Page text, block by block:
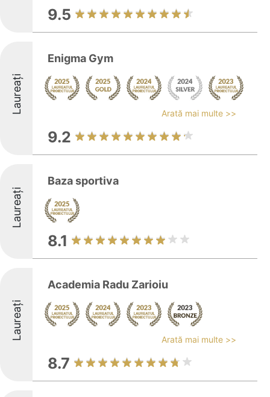
9.5
Laureați
Enigma Gym
Arată mai multe >>
9.2
Laureați
Baza sportiva
8.1
Laureați
Academia Radu Zarioiu
Arată mai multe >>
8.7